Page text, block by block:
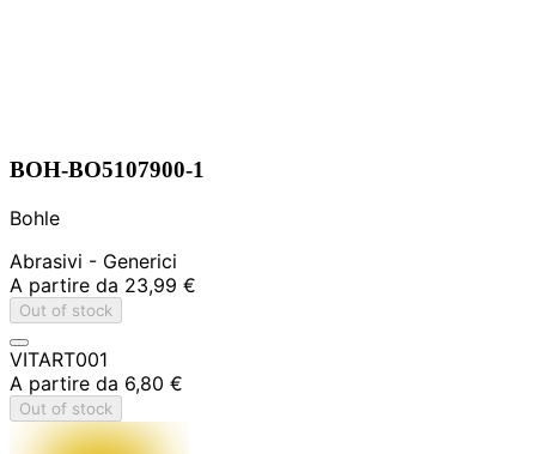
BOH-BO5107900-1
Bohle
Abrasivi - Generici
A partire da 23,99 €
Out of stock
VITART001
A partire da 6,80 €
Out of stock